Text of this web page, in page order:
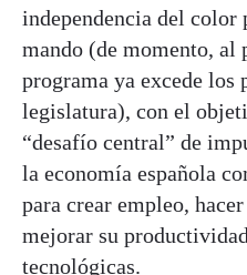
independencia del
mando (de momento, al
programa ya excede los
legislatura), con el
“desafío central” de
la economía española
para crear empleo,
mejorar su
tecnológicas.